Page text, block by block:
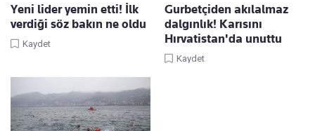
Yeni lider yemin etti! İlk
verdiği söz bakın ne oldu
Kaydet
Gurbetçiden akılalmaz
dalgınlık! Karısını
Hırvatistan'da unuttu
Kaydet